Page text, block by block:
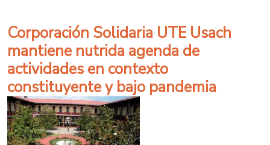
Corporación Solidaria UTE Usach
mantiene nutrida agenda de
actividades en contexto
constituyente y bajo pandemia